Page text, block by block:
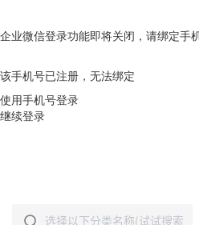
企业微信登录功能即将关闭，请绑定手
该手机号已注册，无法绑定
使用手机号登录
继续登录